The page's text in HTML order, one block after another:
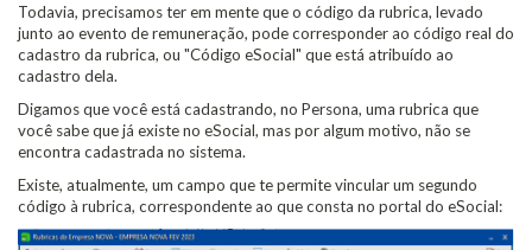
Todavia, precisamos ter em mente que o código da rubrica, levado
junto ao evento de remuneração, pode corresponder ao código real do
cadastro da rubrica, ou "Código eSocial" que está atribuído ao
cadastro dela.
Digamos que você está cadastrando, no Persona, uma rubrica que
você sabe que já existe no eSocial, mas por algum motivo, não se
encontra cadastrada no sistema.
Existe, atualmente, um campo que te permite vincular um segundo
código à rubrica, correspondente ao que consta no portal do eSocial: